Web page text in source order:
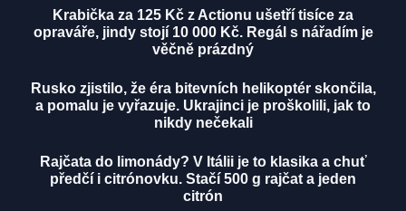
Krabička za 125 Kč z Actionu ušetří tisíce za
opraváře, jindy stojí 10 000 Kč. Regál s nářadím je
věčně prázdný
Rusko zjistilo, že éra bitevních helikoptér skončila,
a pomalu je vyřazuje. Ukrajinci je proškolili, jak to
nikdy nečekali
Rajčata do limonády? V Itálii je to klasika a chuť
předčí i citrónovku. Stačí 500 g rajčat a jeden
citrón